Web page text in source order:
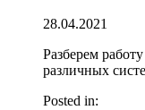
28.04.2021
Разберем
различных
Posted in: